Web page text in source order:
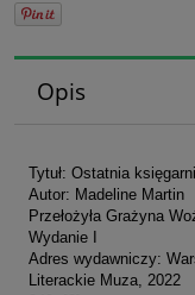
Opis
Tytuł: Ostatnia
Autor: Madeline Martin
Przełożyła Grażyna
Wydanie I
Adres wydawniczy:
Literackie Muza, 2022